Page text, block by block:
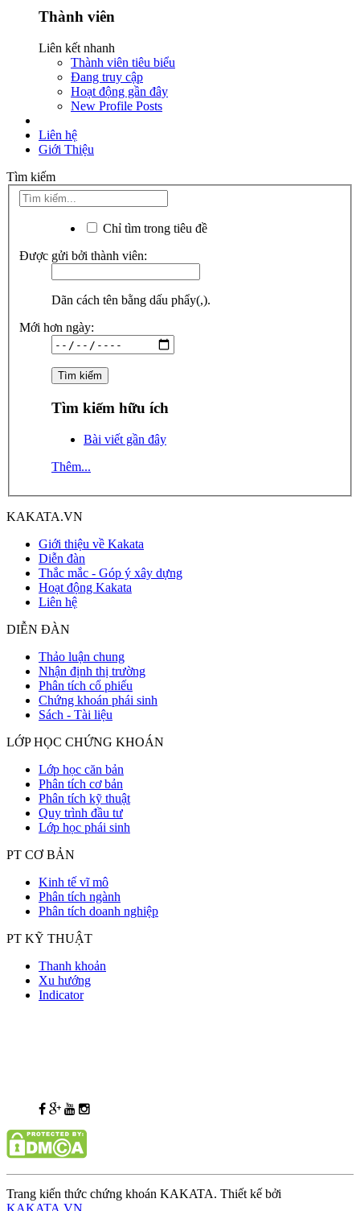
Thành viên
Liên kết nhanh
Thành viên tiêu biểu
Đang truy cập
Hoạt động gần đây
New Profile Posts
Liên hệ
Giới Thiệu
Tìm kiếm
Chỉ tìm trong tiêu đề
Được gửi bởi thành viên:
Dãn cách tên bằng dấu phẩy(,).
Mới hơn ngày:
Tìm kiếm hữu ích
Bài viết gần đây
Thêm...
KAKATA.VN
Giới thiệu về Kakata
Diễn đàn
Thắc mắc - Góp ý xây dựng
Hoạt động Kakata
Liên hệ
DIỄN ĐÀN
Thảo luận chung
Nhận định thị trường
Phân tích cổ phiếu
Chứng khoán phái sinh
Sách - Tài liệu
LỚP HỌC CHỨNG KHOÁN
Lớp học căn bản
Phân tích cơ bản
Phân tích kỹ thuật
Quy trình đầu tư
Lớp học phái sinh
PT CƠ BẢN
Kinh tế vĩ mô
Phân tích ngành
Phân tích doanh nghiệp
PT KỸ THUẬT
Thanh khoản
Xu hướng
Indicator
Trang kiến thức chứng khoán KAKATA. Thiết kế bởi
KAKATA.VN